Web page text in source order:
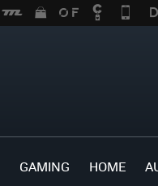
GAMING HOME